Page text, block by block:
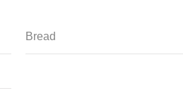
Bread